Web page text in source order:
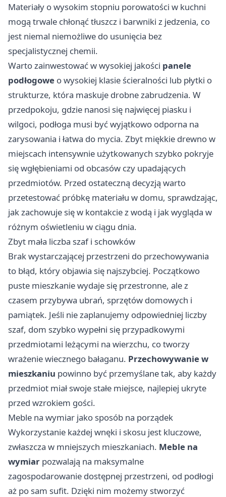
Materiały o wysokim stopniu porowatości w kuchni
mogą trwale chłonąć tłuszcz i barwniki z jedzenia, co
jest niemal niemożliwe do usunięcia bez
specjalistycznej chemii.
Warto zainwestować w wysokiej jakości panele
podłogowe o wysokiej klasie ścieralności lub płytki o
strukturze, która maskuje drobne zabrudzenia. W
przedpokoju, gdzie nanosi się najwięcej piasku i
wilgoci, podłoga musi być wyjątkowo odporna na
zarysowania i łatwa do mycia. Zbyt miękkie drewno w
miejscach intensywnie użytkowanych szybko pokryje
się wgłębieniami od obcasów czy upadających
przedmiotów. Przed ostateczną decyzją warto
przetestować próbkę materiału w domu, sprawdzając,
jak zachowuje się w kontakcie z wodą i jak wygląda w
różnym oświetleniu w ciągu dnia.
Zbyt mała liczba szaf i schowków
Brak wystarczającej przestrzeni do przechowywania
to błąd, który objawia się najszybciej. Początkowo
puste mieszkanie wydaje się przestronne, ale z
czasem przybywa ubrań, sprzętów domowych i
pamiątek. Jeśli nie zaplanujemy odpowiedniej liczby
szaf, dom szybko wypełni się przypadkowymi
przedmiotami leżącymi na wierzchu, co tworzy
wrażenie wiecznego bałaganu. Przechowywanie w
mieszkaniu powinno być przemyślane tak, aby każdy
przedmiot miał swoje stałe miejsce, najlepiej ukryte
przed wzrokiem gości.
Meble na wymiar jako sposób na porządek
Wykorzystanie każdej wnęki i skosu jest kluczowe,
zwłaszcza w mniejszych mieszkaniach. Meble na
wymiar pozwalają na maksymalne
zagospodarowanie dostępnej przestrzeni, od podłogi
aż po sam sufit. Dzięki nim możemy stworzyć